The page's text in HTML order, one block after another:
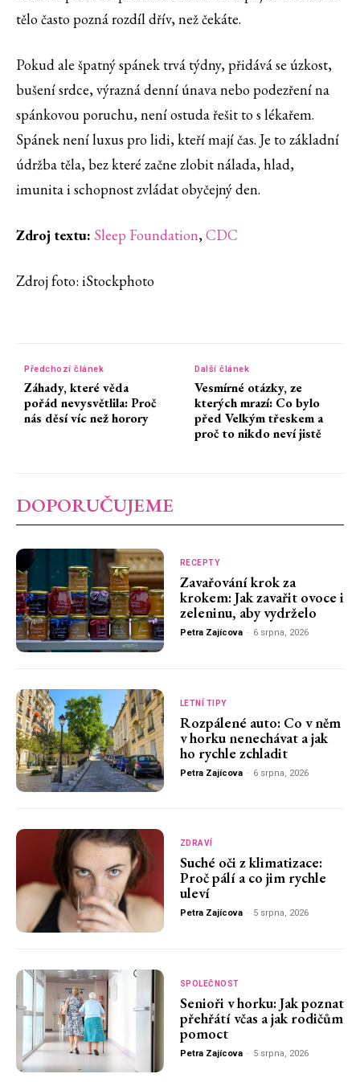
tělo často pozná rozdíl dřív, než čekáte.
Pokud ale špatný spánek trvá týdny, přidává se úzkost,
bušení srdce, výrazná denní únava nebo podezření na
spánkovou poruchu, není ostuda řešit to s lékařem.
Spánek není luxus pro lidi, kteří mají čas. Je to základní
údržba těla, bez které začne zlobit nálada, hlad,
imunita i schopnost zvládat obyčejný den.
Zdroj textu: Sleep Foundation,CDC
Zdroj foto: iStockphoto
Předchozí článek
Záhady, které věda
pořád nevysvětlila: Proč
nás děsí víc než horory
Další článek
Vesmírné otázky, ze
kterých mrazí: Co bylo
před Velkým třeskem a
proč to nikdo neví jistě
DOPORUČUJEME
RECEPTY
Zavařování krok za
krokem: Jak zavařit ovoce i
zeleninu, aby vydrželo
Petra Zajícova - 6 srpna, 2026
LETNÍ TIPY
Rozpálené auto: Co v něm
v horku nenechávat a jak
ho rychle zchladit
Petra Zajícova - 6 srpna, 2026
ZDRAVÍ
Suché oči z klimatizace:
Proč pálí a co jim rychle
uleví
Petra Zajícova - 5 srpna, 2026
SPOLEČNOST
Senioři v horku: Jak poznat
přehřátí včas a jak rodičům
pomoct
Petra Zajícova - 5 srpna, 2026